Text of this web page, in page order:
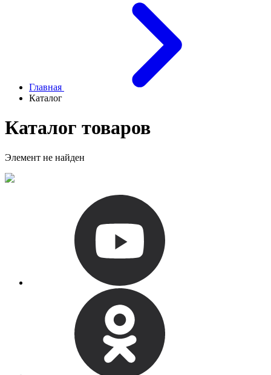
Главная
Каталог
Каталог товаров
Элемент не найден